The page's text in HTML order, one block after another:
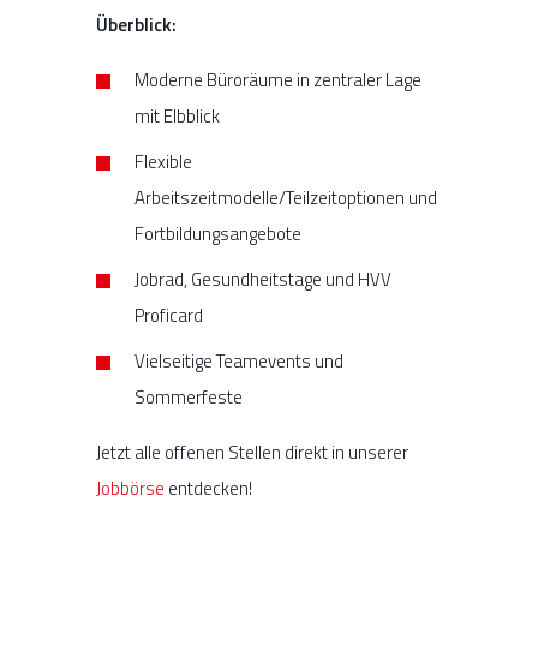
Überblick:
Moderne Büroräume in zentraler Lage
mit Elbblick
Flexible
Arbeitszeitmodelle/Teilzeitoptionen und
Fortbildungsangebote
Jobrad, Gesundheitstage und HVV
Proficard
Vielseitige Teamevents und
Sommerfeste
Jetzt alle offenen Stellen direkt in unserer
Jobbörse entdecken!